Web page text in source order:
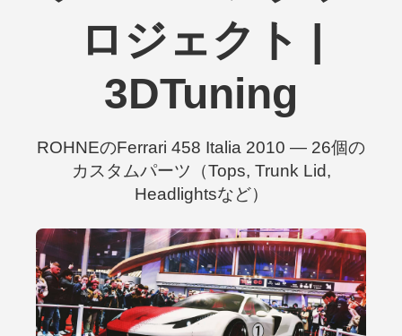
ロジェクト |
3DTuning
ROHNEのFerrari 458 Italia 2010 — 26個の
カスタムパーツ（Tops, Trunk Lid,
Headlightsなど）